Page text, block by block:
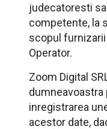
judecatoresti
competente, la
scopul
Operator.
Zoom Digital
dumneavoastra
inregistrarea
acestor date,